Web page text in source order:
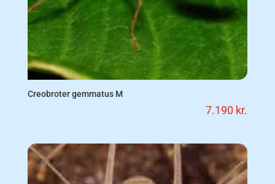
Creobroter gemmatus M
7.190 kr.